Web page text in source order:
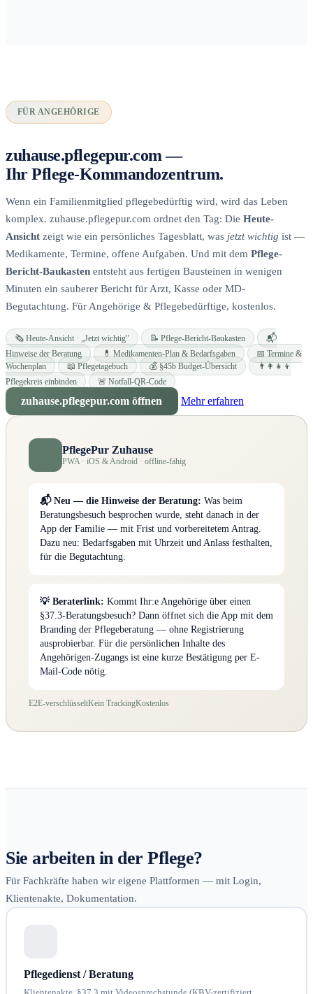
FÜR ANGEHÖRIGE
zuhause.pflegepur.com —
Ihr Pflege-Kommandozentrum.
Wenn ein Familienmitglied pflegebedürftig wird, wird das Leben
komplex. zuhause.pflegepur.com ordnet den Tag: Die Heute-
Ansicht zeigt wie ein persönliches Tagesblatt, was jetzt wichtig ist —
Medikamente, Termine, offene Aufgaben. Und mit dem Pflege-
Bericht-Baukasten entsteht aus fertigen Bausteinen in wenigen
Minuten ein sauberer Bericht für Arzt, Kasse oder MD-
Begutachtung. Für Angehörige & Pflegebedürftige, kostenlos.
🗞️ Heute-Ansicht · „Jetzt wichtig" 📝 Pflege-Bericht-Baukasten
📬
Hinweise der Beratung
💊 Medikamenten-Plan & Bedarfsgaben
📅 Termine &
Wochenplan
📖 Pflegetagebuch 💰 §45b Budget-Übersicht
👨‍👩‍👧‍👦
Pflegekreis einbinden
🚨 Notfall-QR-Code
zuhause.pflegepur.com öffnen Mehr erfahren
PflegePur Zuhause
PWA · iOS & Android · offline-fähig
📬 Neu — die Hinweise der Beratung: Was beim
Beratungsbesuch besprochen wurde, steht danach in der
App der Familie — mit Frist und vorbereitetem Antrag.
Dazu neu: Bedarfsgaben mit Uhrzeit und Anlass festhalten,
für die Begutachtung.
💡 Beraterlink: Kommt Ihr:e Angehörige über einen
§37.3-Beratungsbesuch? Dann öffnet sich die App mit dem
Branding der Pflegeberatung — ohne Registrierung
ausprobierbar. Für die persönlichen Inhalte des
Angehörigen-Zugangs ist eine kurze Bestätigung per E-
Mail-Code nötig.
E2E-verschlüsseltKein TrackingKostenlos
Sie arbeiten in der Pflege?
Für Fachkräfte haben wir eigene Plattformen — mit Login,
Klientenakte, Dokumentation.
Pflegedienst / Beratung